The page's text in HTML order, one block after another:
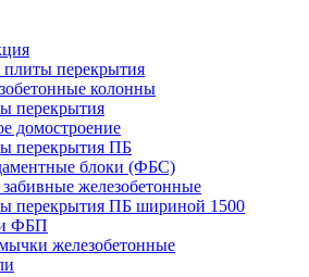
перекрытия
колонны
перекрытия
домостроение
перекрытия ПБ
блоки (ФБС)
железобетонные
перекрытия ПБ шириной 1500
ФБП
железобетонные